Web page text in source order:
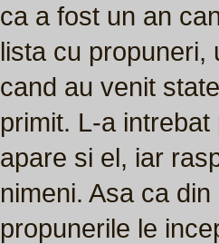
ca a fost un an
lista cu propuneri,
cand au venit
primit. L-a
apare si el, iar
nimeni. Asa ca
propunerile le